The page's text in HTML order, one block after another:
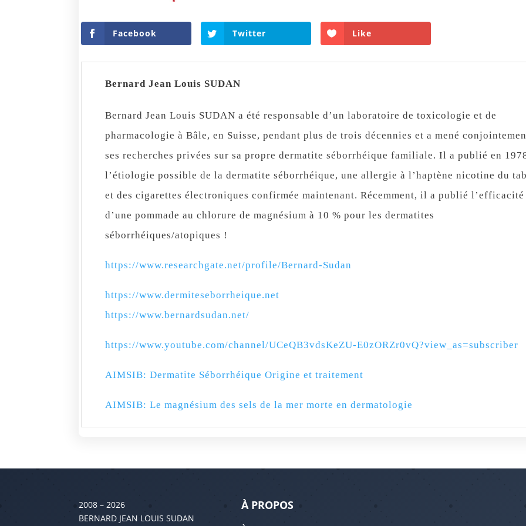
Facebook Twitter Like
Bernard Jean Louis SUDAN
Bernard Jean Louis SUDAN a été responsable d’un laboratoire de toxicologie et de
pharmacologie à Bâle, en Suisse, pendant plus de trois décennies et a mené
ses recherches privées sur sa propre dermatite séborrhéique familiale. Il a publié en
l’étiologie possible de la dermatite séborrhéique, une allergie à l’haptène nicotine du
et des cigarettes électroniques confirmée maintenant. Récemment, il a publié l’efficacité
d’une pommade au chlorure de magnésium à 10 % pour les dermatites
séborrhéiques/atopiques !
https://www.researchgate.net/profile/Bernard-Sudan
https://www.dermiteseborrheique.net
https://www.bernardsudan.net/
https://www.youtube.com/channel/UCeQB3vdsKeZU-E0zORZr0vQ?view_as=subscriber
AIMSIB: Dermatite Séborrhéique Origine et traitement
AIMSIB: Le magnésium des sels de la mer morte en dermatologie
2008 – 2026
BERNARD JEAN LOUIS SUDAN
À PROPOS